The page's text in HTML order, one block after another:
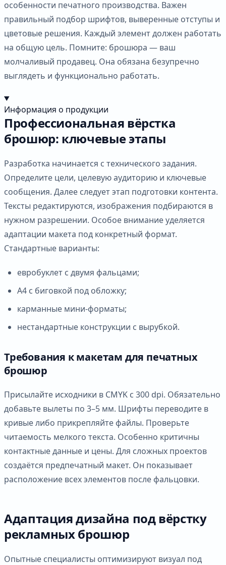
особенности печатного производства. Важен
правильный подбор шрифтов, выверенные отступы и
цветовые решения. Каждый элемент должен работать
на общую цель. Помните: брошюра — ваш
молчаливый продавец. Она обязана безупречно
выглядеть и функционально работать.
Информация о продукции
Профессиональная вёрстка
брошюр: ключевые этапы
Разработка начинается с технического задания.
Определите цели, целевую аудиторию и ключевые
сообщения. Далее следует этап подготовки контента.
Тексты редактируются, изображения подбираются в
нужном разрешении. Особое внимание уделяется
адаптации макета под конкретный формат.
Стандартные варианты:
евробуклет с двумя фальцами;
A4 с биговкой под обложку;
карманные мини-форматы;
нестандартные конструкции с вырубкой.
Требования к макетам для печатных
брошюр
Присылайте исходники в CMYK с 300 dpi. Обязательно
добавьте вылеты по 3–5 мм. Шрифты переводите в
кривые либо прикрепляйте файлы. Проверьте
читаемость мелкого текста. Особенно критичны
контактные данные и цены. Для сложных проектов
создаётся предпечатный макет. Он показывает
расположение всех элементов после фальцовки.
Адаптация дизайна под вёрстку
рекламных брошюр
Опытные специалисты оптимизируют визуал под